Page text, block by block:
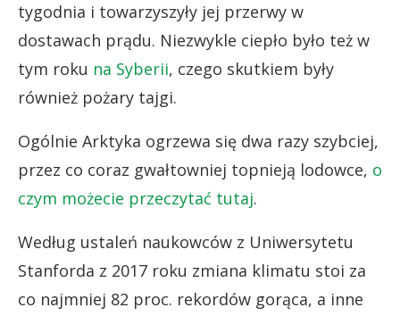
tygodnia i towarzyszyły jej przerwy w
dostawach prądu. Niezwykle ciepło było też w
tym roku na Syberii, czego skutkiem były
również pożary tajgi.
Ogólnie Arktyka ogrzewa się dwa razy szybciej,
przez co coraz gwałtowniej topnieją lodowce, o
czym możecie przeczytać tutaj.
Według ustaleń naukowców z Uniwersytetu
Stanforda z 2017 roku zmiana klimatu stoi za
co najmniej 82 proc. rekordów gorąca, a inne